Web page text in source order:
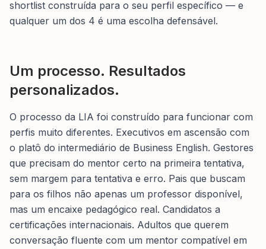
shortlist construída para o seu perfil específico — e
qualquer um dos 4 é uma escolha defensável.
Um processo. Resultados
personalizados.
O processo da LIA foi construído para funcionar com
perfis muito diferentes. Executivos em ascensão com
o platô do intermediário de Business English. Gestores
que precisam do mentor certo na primeira tentativa,
sem margem para tentativa e erro. Pais que buscam
para os filhos não apenas um professor disponível,
mas um encaixe pedagógico real. Candidatos a
certificações internacionais. Adultos que querem
conversação fluente com um mentor compatível em